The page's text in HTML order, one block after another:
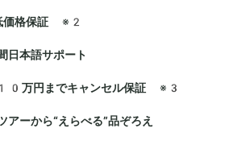
価格保証 ※2
本語サポート
万円までキャンセル保証 ※3
ーから“えらべる”品ぞろえ